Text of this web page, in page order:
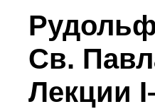
Св.
Лекции